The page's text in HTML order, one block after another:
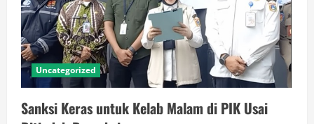
Uncategorized
Sanksi Keras untuk Kelab Malam di PIK Usai